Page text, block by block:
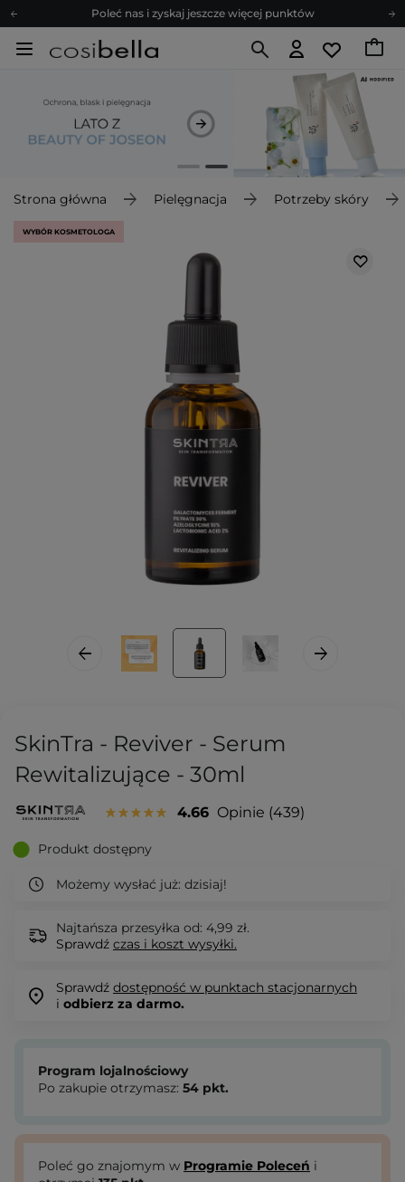
Poleć nas i zyskaj jeszcze więcej punktów
Zapisz się na newsletter pełen porad
Z nami to możliwe! Realizacja zamówienia do 24h.
Poleć nas i zyskaj jeszcze więcej punktów
Zapisz się na newsletter pełen porad
Strona główna Pielęgnacja Potrzeby skóry
WYBÓR KOSMETOLOGA
SkinTra - Reviver - Serum
Rewitalizujące - 30ml
4.66 Opinie 439
Produkt dostępny
Możemy wysłać już: dzisiaj!
Najtańsza przesyłka od: 4,99 zł.
Sprawdź czas i koszt wysyłki.
Sprawdź dostępność w punktach stacjonarnych
i odbierz za darmo.
Program lojalnościowy
Po zakupie otrzymasz: 54 pkt.
Poleć go znajomym w Programie Poleceń i